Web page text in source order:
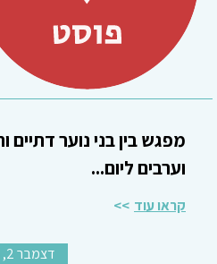
מפגש בין בני נוער דתיים
וערבים ליום...
קראו עוד
דצמבר 2, 2016